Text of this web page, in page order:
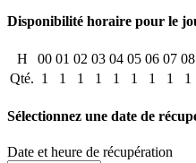
Disponibilité horaire pour le
H 00 01 02 03 04 05 06 07 08
Qté. 1 1 1 1 1 1 1 1 1
Sélectionnez une date de
Date et heure de récupération